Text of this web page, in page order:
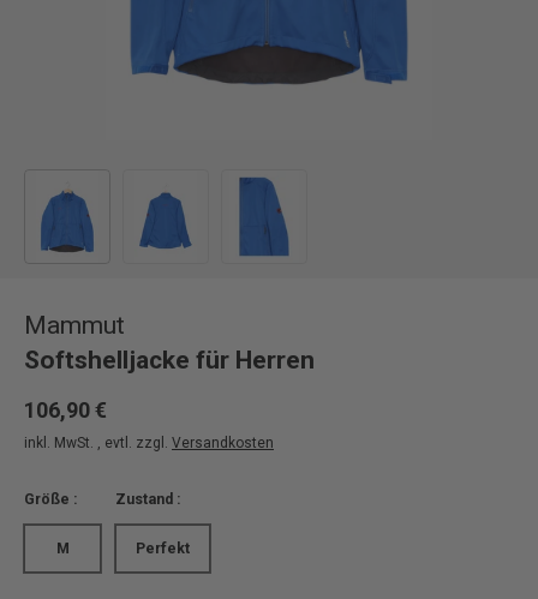
Mammut
Softshelljacke für Herren
106,90 €
inkl. MwSt. , evtl. zzgl. Versandkosten
Größe :
M
Zustand :
Perfekt